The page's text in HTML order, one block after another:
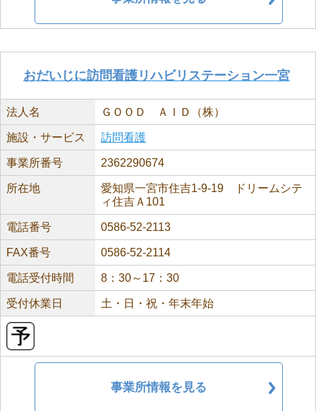
おだいじに訪問看護リハビリステーション一宮
法人名 ＧＯＯＤ ＡＩＤ（株）
施設・サービス 訪問看護
事業所番号 2362290674
所在地
愛知県一宮市住吉1-9-19 ドリームシテ
ィ住吉Ａ101
電話番号 0586-52-2113
FAX番号 0586-52-2114
電話受付時間 8：30～17：30
受付休業日 土・日・祝・年末年始
事業所情報を見る